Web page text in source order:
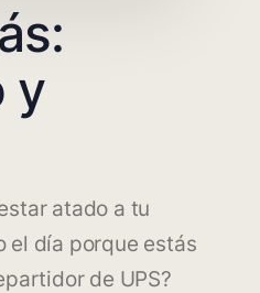
y
atado a tu
el día porque estás
de UPS?